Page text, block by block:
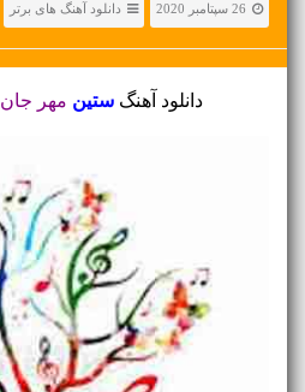
26 سپتامبر 2020 دانلود آهنگ های برتر
دانلود آهنگ ستین مهر جان